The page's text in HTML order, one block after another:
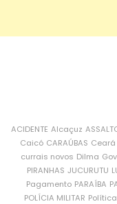
ACIDENTE Alcaçuz
Caicó CARAÚBAS Ceará
currais novos Dilma
PIRANHAS JUCURUTU
Pagamento PARAÍBA
POLÍCIA MILITAR Política